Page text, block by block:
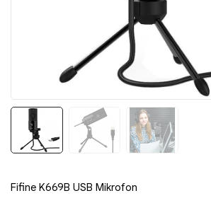
Fifine K669B USB Mikrofon